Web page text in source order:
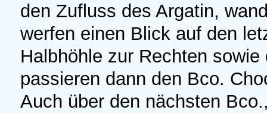
den Zufluss des Argatin,
werfen einen Blick auf den
Halbhöhle zur Rechten
passieren dann den Bco.
Auch über den nächsten